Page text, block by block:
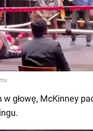
głowę, McKinney